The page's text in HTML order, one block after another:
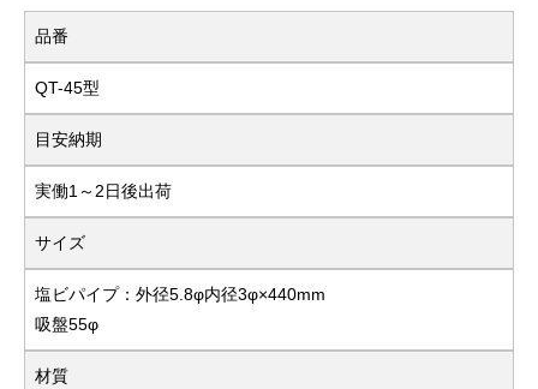
品番
QT-45型
目安納期
実働1～2日後出荷
サイズ
塩ビパイプ：外径5.8φ内径3φ×440mm
吸盤55φ
材質